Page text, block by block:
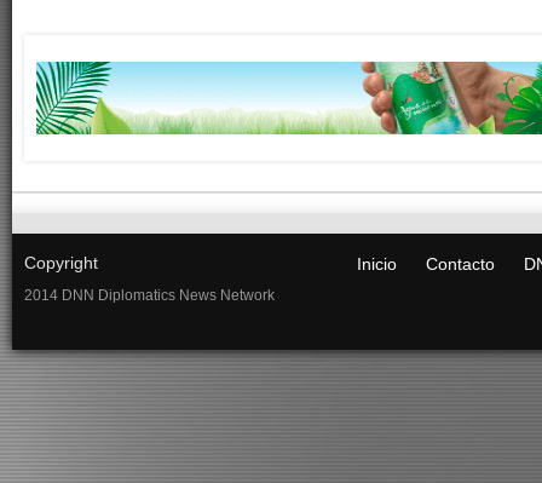
Copyright
2014 DNN Diplomatics News Network
Inicio Contacto